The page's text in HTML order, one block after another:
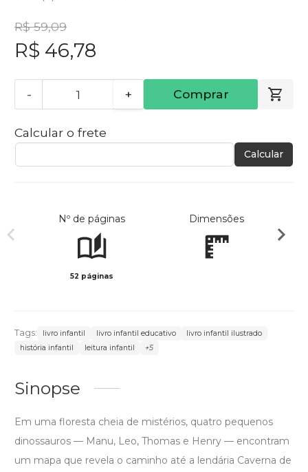
R$ 59,09
R$ 46,78
- + Comprar
Calcular o frete
Calcular
Nº de páginas
52 páginas
Dimensões
Tags: livro infantil livro infantil educativo
livro infantil ilustrado
história infantil
leitura infantil +5
Sinopse
Em uma floresta cheia de mistérios, quatro pequenos
dinossauros — Manu, Leo, Thomas e Henry — encontram
um mapa que revela o caminho até a lendária Caverna de